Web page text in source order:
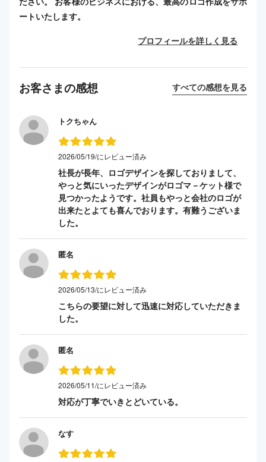
ートいたします。
プロフィールを詳しく見る
お客さまの感想 すべての感想を見る
トクちゃん
2026/05/19/にレビュー済み
社長が長年、ロゴデザインを探しておりまして、
やっと気にいったデザインがロゴマ－ケット様で
見つかったようです。社員もやっと会社のロゴが
出来たとよても喜んでおります。有難うございま
した。
匿名
2026/05/13/にレビュー済み
こちらの要望に対して迅速に対応していただきま
した。
匿名
2026/05/11/にレビュー済み
対応が丁寧でいきとどいている。
なす